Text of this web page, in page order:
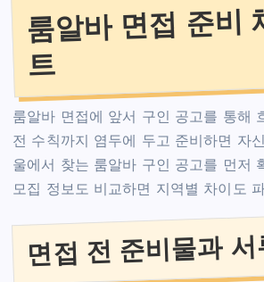
룸알바 면접 준비
트
룸알바 면접에 앞서 구인 공고를 통해
전 수칙까지 염두에 두고 준비하면 자
울에서 찾는 룸알바 구인 공고를 먼저
모집 정보도 비교하면 지역별 차이도
면접 전 준비물과 서